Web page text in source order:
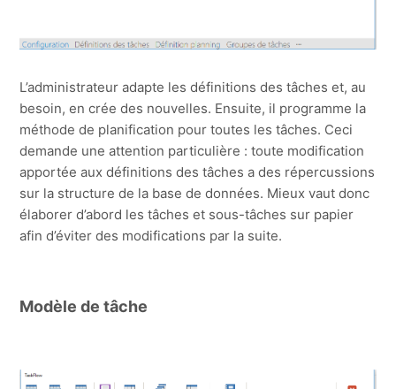
L’administrateur adapte les définitions des tâches et, au
besoin, en crée des nouvelles. Ensuite, il programme la
méthode de planification pour toutes les tâches. Ceci
demande une attention particulière : toute modification
apportée aux définitions des tâches a des répercussions
sur la structure de la base de données. Mieux vaut donc
élaborer d’abord les tâches et sous-tâches sur papier
afin d’éviter des modifications par la suite.
Modèle de tâche